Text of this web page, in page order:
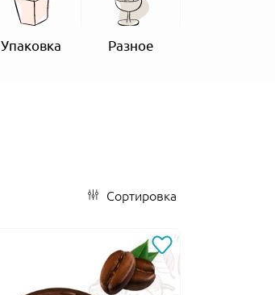
Упаковка Разное
Сортировка